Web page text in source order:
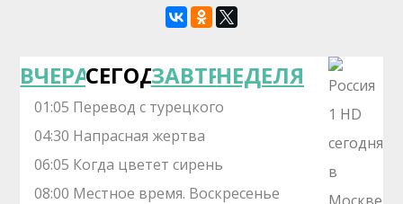
ВЧЕРАСЕГОДНЯЗАВТРАНЕДЕЛЯ
01:05 Перевод с турецкого
04:30 Напрасная жертва
06:05 Когда цветет сирень
08:00 Местное время. Воскресенье